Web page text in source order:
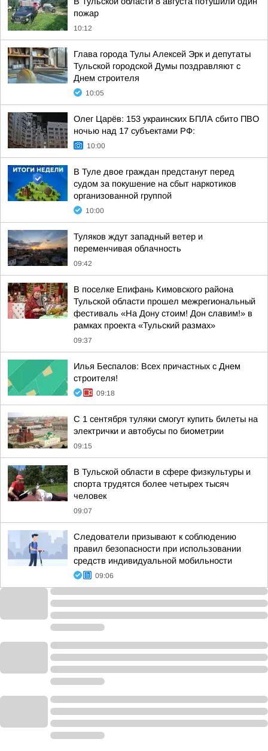
пожар
10:12
Глава города Тулы Алексей Эрк и депутаты
Тульской городской Думы поздравляют с
Днем строителя
10:05
Олег Царёв: 153 украинских БПЛА сбито ПВО
ночью над 17 субъектами РФ:
10:00
В Туле двое граждан предстанут перед
судом за покушение на сбыт наркотиков
организованной группой
10:00
Туляков ждут западный ветер и
переменчивая облачность
09:42
В поселке Епифань Кимовского района
Тульской области прошел межрегиональный
фестиваль «На Дону стоим! Дон славим!» в
рамках проекта «Тульский размах»
09:37
Илья Беспалов: Всех причастных с Днем
строителя!
09:18
С 1 сентября туляки смогут купить билеты на
электрички и автобусы по биометрии
09:15
В Тульской области в сфере физкультуры и
спорта трудятся более четырех тысяч
человек
09:07
Следователи призывают к соблюдению
правил безопасности при использовании
средств индивидуальной мобильности
09:06